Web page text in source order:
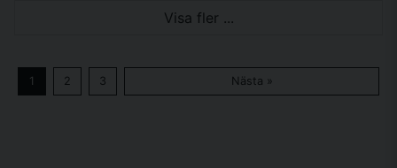
Visa fler ...
1 2 3 Nästa »